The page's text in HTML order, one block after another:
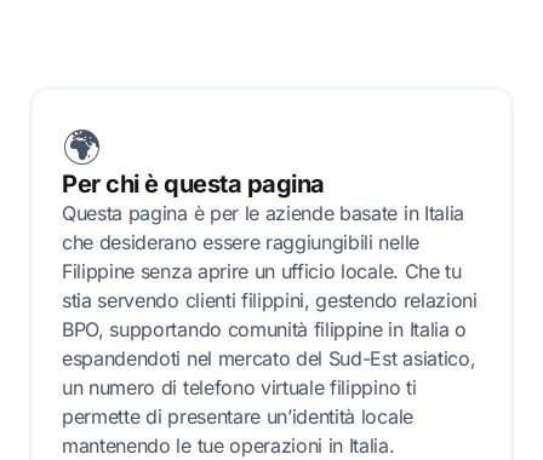
🌍
Per chi è questa pagina
Questa pagina è per le aziende basate in Italia
che desiderano essere raggiungibili nelle
Filippine senza aprire un ufficio locale. Che tu
stia servendo clienti filippini, gestendo relazioni
BPO, supportando comunità filippine in Italia o
espandendoti nel mercato del Sud-Est asiatico,
un numero di telefono virtuale filippino ti
permette di presentare un’identità locale
mantenendo le tue operazioni in Italia.